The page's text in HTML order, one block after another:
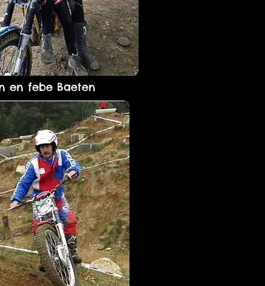
en febe Baeten